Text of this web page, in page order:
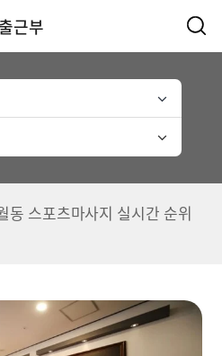
출근부
동 스포츠마사지 실시간 순위